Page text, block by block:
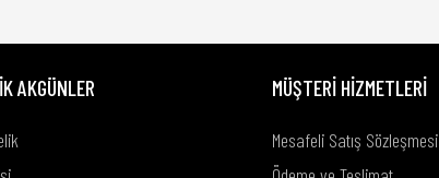
AKGÜNLER MÜŞTERİ HİZMETLERİ
Mesafeli Satış Sözleşmesi